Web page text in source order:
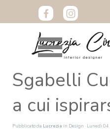
Sgabelli
a cui
Pubblicato da Lucrezia in Design · Lunedì